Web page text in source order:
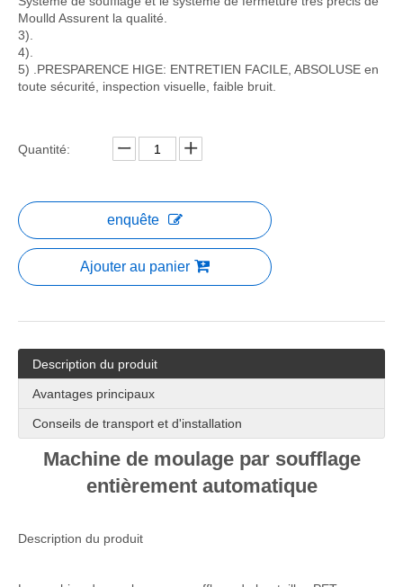
Moulld Assurent la qualité.
3).
4).
5) .PRESPARENCE HIGE: ENTRETIEN FACILE, ABSOLUSE en
toute sécurité, inspection visuelle, faible bruit.
Quantité:
enquête
Ajouter au panier
Description du produit
Avantages principaux
Conseils de transport et d'installation
Machine de moulage par soufflage
entièrement automatique
Description du produit